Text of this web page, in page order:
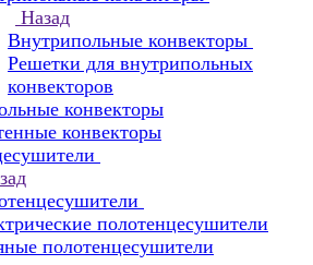
Назад
Внутрипольные конвекторы
Решетки для внутрипольных
конвекторов
конвекторы
конвекторы
полотенцесушители
полотенцесушители